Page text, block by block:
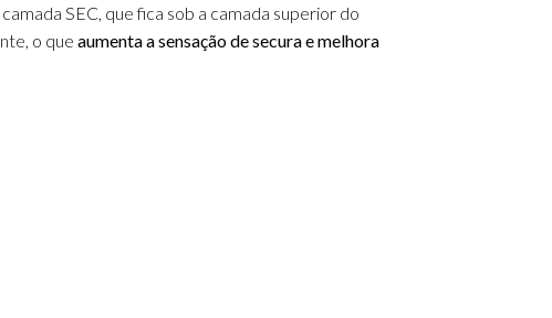
camada SEC, que fica sob a camada superior do
o que aumenta a sensação de secura e melhora